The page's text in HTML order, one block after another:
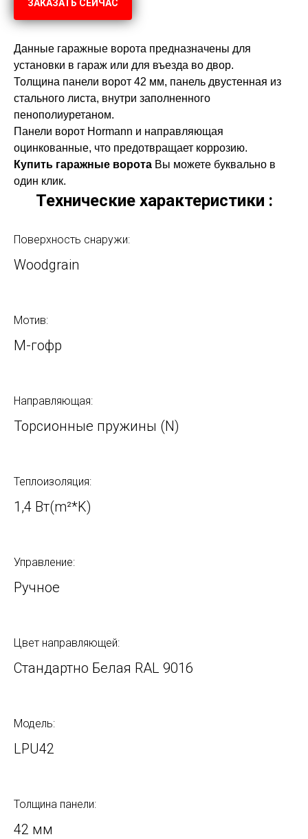
ЗАКАЗАТЬ СЕЙЧАС
Данные гаражные ворота предназначены для
установки в гараж или для въезда во двор.
Толщина панели ворот 42 мм, панель двустенная из
стального листа, внутри заполненного
пенополиуретаном.
Панели ворот Hormann и направляющая
оцинкованные, что предотвращает коррозию.
Купить гаражные ворота Вы можете буквально в
один клик.
Технические характеристики :
Поверхность снаружи:
Woodgrain
Мотив:
М-гофр
Направляющая:
Торсионные пружины (N)
Теплоизоляция:
1,4 Вт(m²*K)
Управление:
Ручное
Цвет направляющей:
Стандартно Белая RAL 9016
Модель:
LPU42
Толщина панели:
42 мм